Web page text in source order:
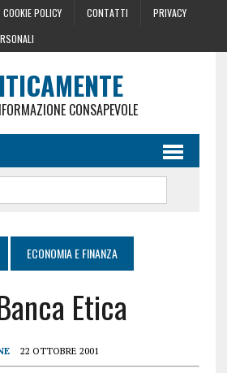
COOKIE POLICY CONTATTI
PRIVACY
CONSAPEVOLE
ECONOMIA E FINANZA
Etica
22 OTTOBRE 2001